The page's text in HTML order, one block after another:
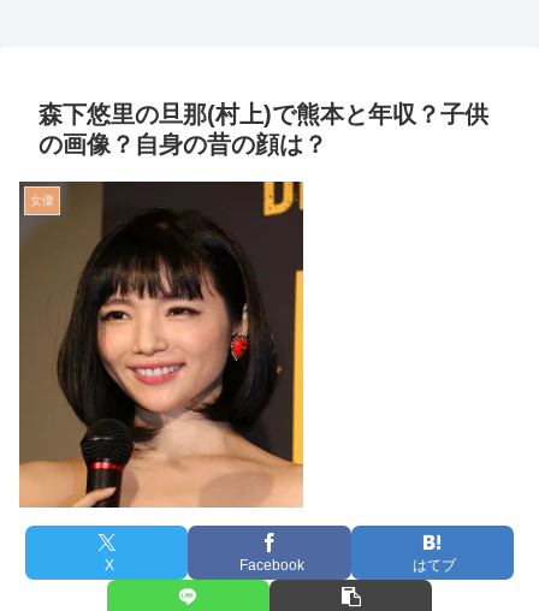
森下悠里の旦那(村上)で熊本と年収？子供
の画像？自身の昔の顔は？
女優
X Facebook はてブ